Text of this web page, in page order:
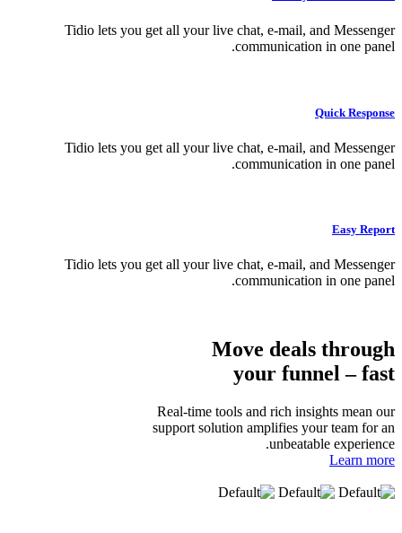
Tidio lets you get all your live chat, e-mail, and
communication in
Quick
Tidio lets you get all your live chat, e-mail, and
communication in
Tidio lets you get all your live chat, e-mail, and
communication in
Move deals
your funnel
Real-time tools and rich insights
support solution amplifies your
unbeatable